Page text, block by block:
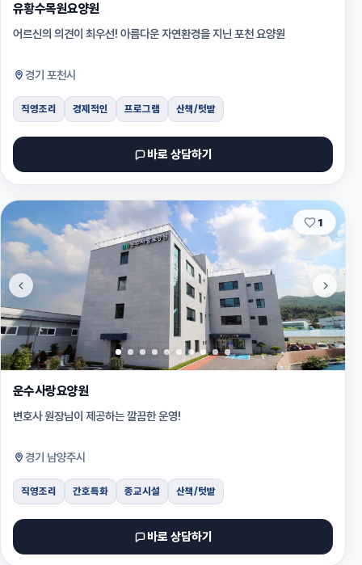
유황수목원요양원
어르신의 의견이 최우선! 아름다운 자연환경을 지닌 포천 요양원
경기 포천시
직영조리 경제적인 프로그램 산책/텃밭
바로 상담하기
1
운수사랑요양원
변호사 원장님이 제공하는 깔끔한 운영!
경기 남양주시
직영조리 간호특화 종교시설 산책/텃밭
바로 상담하기